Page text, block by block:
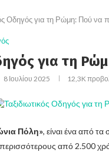
Οδηγός για τη Ρώμη: Πού να
για τη
8 Ιουλίου 2025 12,3K
Πόλη», είναι ένα από τα
περισσότερους από 2.500